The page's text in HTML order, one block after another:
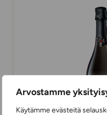
Arvostamme
Käytämme evästeitä